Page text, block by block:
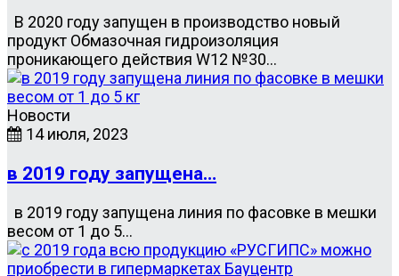
В 2020 году запущен в производство новый
продукт Обмазочная гидроизоляция
проникающего действия W12 №30…
Новости
14 июля, 2023
в 2019 году запущена…
в 2019 году запущена линия по фасовке в мешки
весом от 1 до 5…